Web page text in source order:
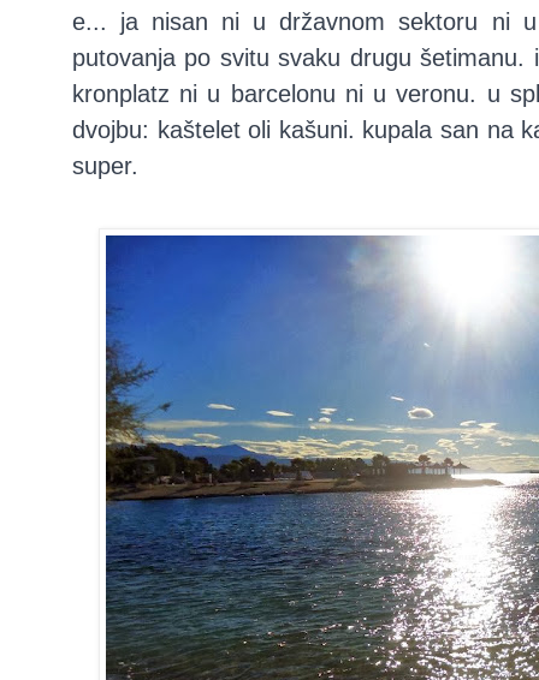
e... ja nisan ni u državnom sektoru ni
putovanja po svitu svaku drugu
kronplatz ni u barcelonu ni u veronu. u
dvojbu: kaštelet oli kašuni. kupala san na
super.